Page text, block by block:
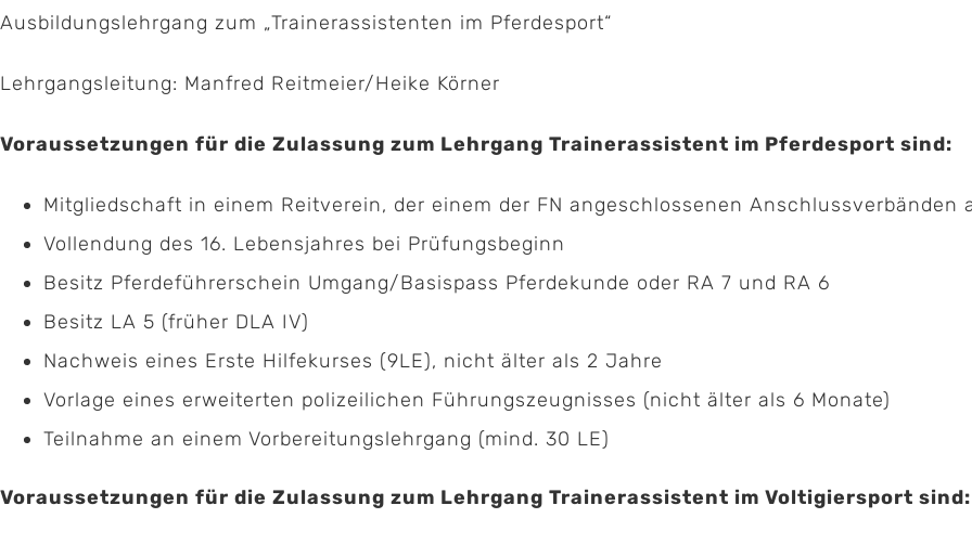
Ausbildungslehrgang zum „Trainerassistenten im Pferdesport“
Lehrgangsleitung: Manfred Reitmeier/Heike Körner
Voraussetzungen für die Zulassung zum Lehrgang Trainerassistent im Pferdesport sind:
Mitgliedschaft in einem Reitverein, der einem der FN angeschlossenen Anschlussverbänden
Vollendung des 16. Lebensjahres bei Prüfungsbeginn
Besitz Pferdeführerschein Umgang/Basispass Pferdekunde oder RA 7 und RA 6
Besitz LA 5 (früher DLA IV)
Nachweis eines Erste Hilfekurses (9LE), nicht älter als 2 Jahre
Vorlage eines erweiterten polizeilichen Führungszeugnisses (nicht älter als 6 Monate)
Teilnahme an einem Vorbereitungslehrgang (mind. 30 LE)
Voraussetzungen für die Zulassung zum Lehrgang Trainerassistent im Voltigiersport sind: